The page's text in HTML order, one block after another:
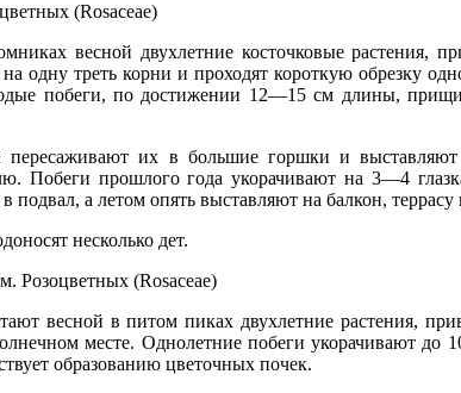
(Rosaceae)
весной двухлетние косточковые растения,
одну треть корни и проходят короткую обрезку
побеги, по достижении 12—15 см длины,
их в большие горшки и
Побеги прошлого года укорачивают на 3—4
а летом опять выставляют на балкон, террасу
несколько дет.
Розоцветных (Rosaceae)
весной в питом пиках двухлетние растения,
месте. Однолетние побеги укорачивают до
образованию цветочных почек.